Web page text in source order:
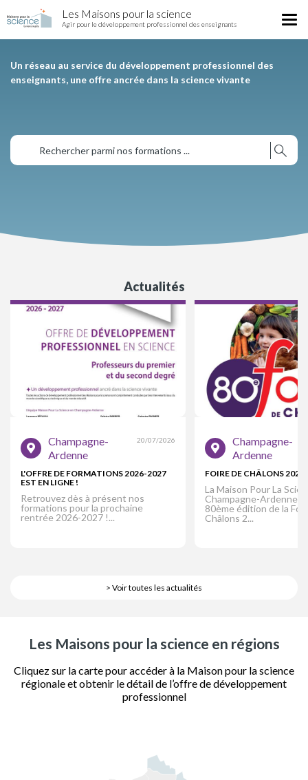
National
to
Les Maisons pour la science
Agir pour le développement professionnel des enseignants
Un réseau au service du développement professionnel des
enseignants, une offre ancrée dans la science vivante
Actualités
Champagne-
Ardenne
20/07/2026
L'OFFRE DE FORMATIONS 2026-2027
EST EN LIGNE !
Retrouvez dès à présent nos
formations pour la prochaine
rentrée 2026-2027 !...
Champagne-
Ardenne
FOIRE DE CHÂLONS 2026
La Maison Pour La
Champagne-Ardenne
80ème édition de la
Châlons 2...
> Voir toutes les actualités
Les Maisons pour la science en régions
Cliquez sur la carte pour accéder à la Maison pour la science
régionale et obtenir le détail de l’offre de développement
professionnel